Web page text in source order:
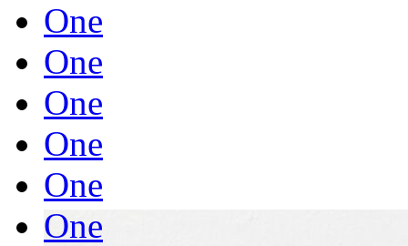
One
One
One
One
One
One